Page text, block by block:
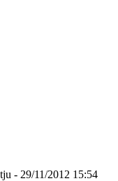
- 29/11/2012 15:54